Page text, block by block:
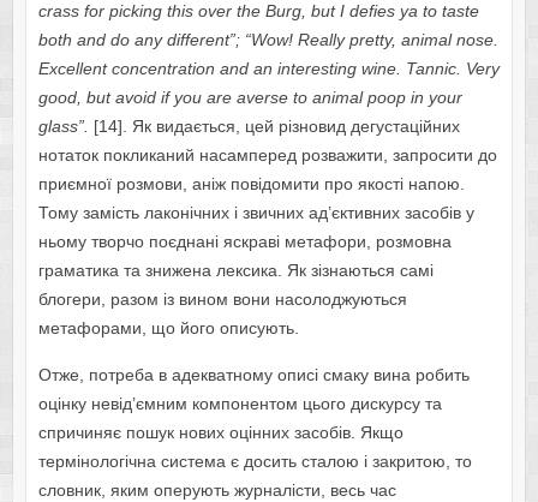
crass for picking this over the Burg, but I defies ya to taste
both and do any different”; “Wow! Really pretty, animal nose.
Excellent concentration and an interesting wine. Tannic. Very
good, but avoid if you are averse to animal poop in your
glass”. [14]. Як видається, цей різновид дегустаційних
нотаток покликаний насамперед розважити, запросити до
приємної розмови, аніж повідомити про якості напою.
Тому замість лаконічних і звичних ад’єктивних засобів у
ньому творчо поєднані яскраві метафори, розмовна
граматика та знижена лексика. Як зізнаються самі
блогери, разом із вином вони насолоджуються
метафорами, що його описують.
Отже, потреба в адекватному описі смаку вина робить
оцінку невід’ємним компонентом цього дискурсу та
спричиняє пошук нових оцінних засобів. Якщо
термінологічна система є досить сталою і закритою, то
словник, яким оперують журналісти, весь час